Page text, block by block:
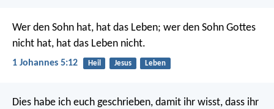
Wer den Sohn hat, hat das Leben; wer den Sohn Gottes
nicht hat, hat das Leben nicht.
1 Johannes 5:12 Heil Jesus Leben
Dies habe ich euch geschrieben, damit ihr wisst, dass ihr